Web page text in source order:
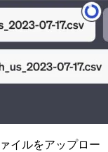
イルをアップロー